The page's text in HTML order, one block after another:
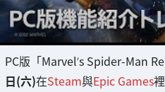
PC版「Marvel’s Spider-Man
日(六)在Steam與Epic Games裡